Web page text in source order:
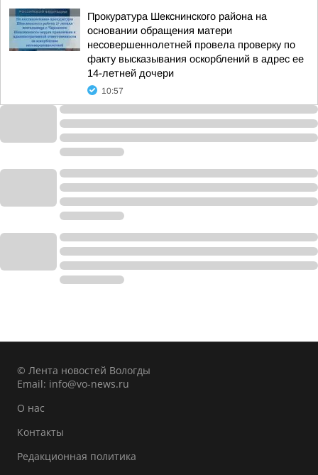
Прокуратура Шекснинского района на
основании обращения матери
несовершеннолетней провела проверку по
факту высказывания оскорблений в адрес ее
14-летней дочери
10:57
© Лента новостей Вологды
Email: info@vo-news.ru
О нас
Контакты
Редакционная политика